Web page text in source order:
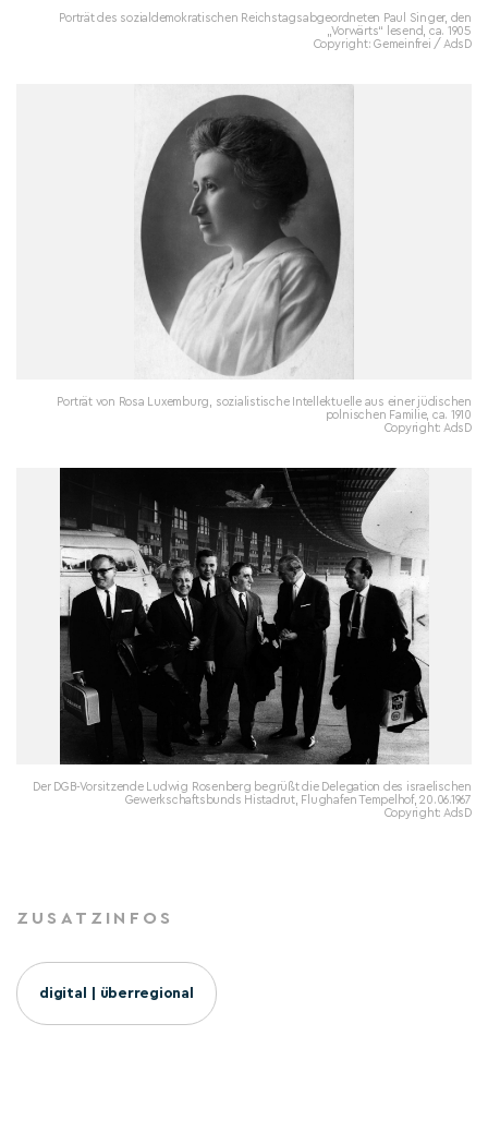
Porträt des sozialdemokratischen Reichstagsabgeordneten Paul Singer, den
„Vorwärts“ lesend, ca. 1905
Copyright: Gemeinfrei / AdsD
Porträt von Rosa Luxemburg, sozialistische Intellektuelle aus einer jüdischen
polnischen Familie, ca. 1910
Copyright: AdsD
Der DGB-Vorsitzende Ludwig Rosenberg begrüßt die Delegation des israelischen
Gewerkschaftsbunds Histadrut, Flughafen Tempelhof, 20.06.1967
Copyright: AdsD
ZUSATZINFOS
digital | überregional